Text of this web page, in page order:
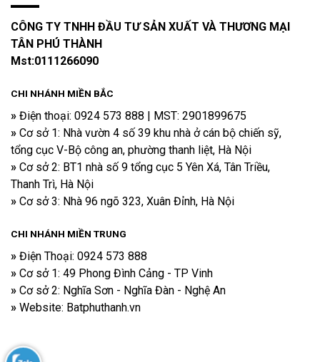
CÔNG TY TNHH ĐẦU TƯ SẢN XUẤT VÀ THƯƠNG MẠI
TÂN PHÚ THÀNH
Mst:0111266090
CHI NHÁNH MIỀN BẮC
»Điện thoại​: 0924 573 888 | MST: 2901899675
»Cơ sở 1: Nhà vườn 4 số 39 khu nhà ở cán bộ chiến sỹ,
tổng cục V-Bộ công an, phường thanh liệt, Hà Nội
»Cơ sở 2: BT1 nhà số 9 tổng cục 5 Yên Xá, Tân Triều,
Thanh Trì, Hà Nội
»Cơ sở 3: Nhà 96 ngõ 323, Xuân Đỉnh, Hà Nội
CHI NHÁNH MIỀN TRUNG
»Điện Thoại: 0924 573 888
»Cơ sở 1: 49 Phong Đình Cảng - TP Vinh
»Cơ sở 2: Nghĩa Sơn - Nghĩa Đàn - Nghệ An
»Website: Batphuthanh.vn